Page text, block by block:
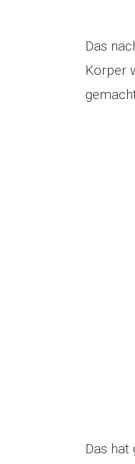
Das
Körper
Das